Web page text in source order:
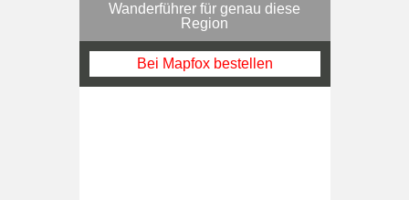
Wanderführer für genau diese
Region
Bei Mapfox bestellen